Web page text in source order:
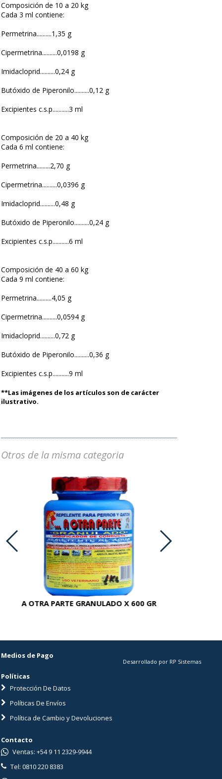
Composición de 10 a 20 kg
Cada 3 ml contiene:
Permetrina..........1,35 g
Cipermetrina..........0,0198 g
Imidacloprid..........0,24 g
Butóxido de Piperonilo..........0,12 g
Excipientes c.s.p...........3 ml
Composición de 20 a 40 kg
Cada 6 ml contiene:
Permetrina.........2,70 g
Cipermetrina..........0,0396 g
Imidacloprid..........0,48 g
Butóxido de Piperonilo..........0,24 g
Excipientes c.s.p...........6 ml
Composición de 40 a 60 kg
Cada 9 ml contiene:
Permetrina..........4,05 g
Cipermetrina..........0,0594 g
Imidacloprid..........0,72 g
Butóxido de Piperonilo..........0,36 g
Excipientes c.s.p...........9 ml
**Las imágenes de los artículos son de carácter
ilustrativo.
Otros de la misma categoria
A OTRA PARTE GRANULADO X 600 GR
Medios de Pago
Políticas
Protección De Datos
Políticas De Envíos
Política de Cambio y Devoluciones
Desarrollado por RP Sistemas
Contacto
Ventas: +54 9 11 2329-9944
Tel: 0810 220 8383